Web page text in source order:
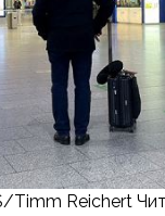
Timm Reichert